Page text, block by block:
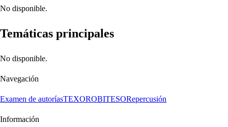
No disponible.
Temáticas principales
No disponible.
Navegación
Examen de autoríasTEXOROBITESORepercusión
Información